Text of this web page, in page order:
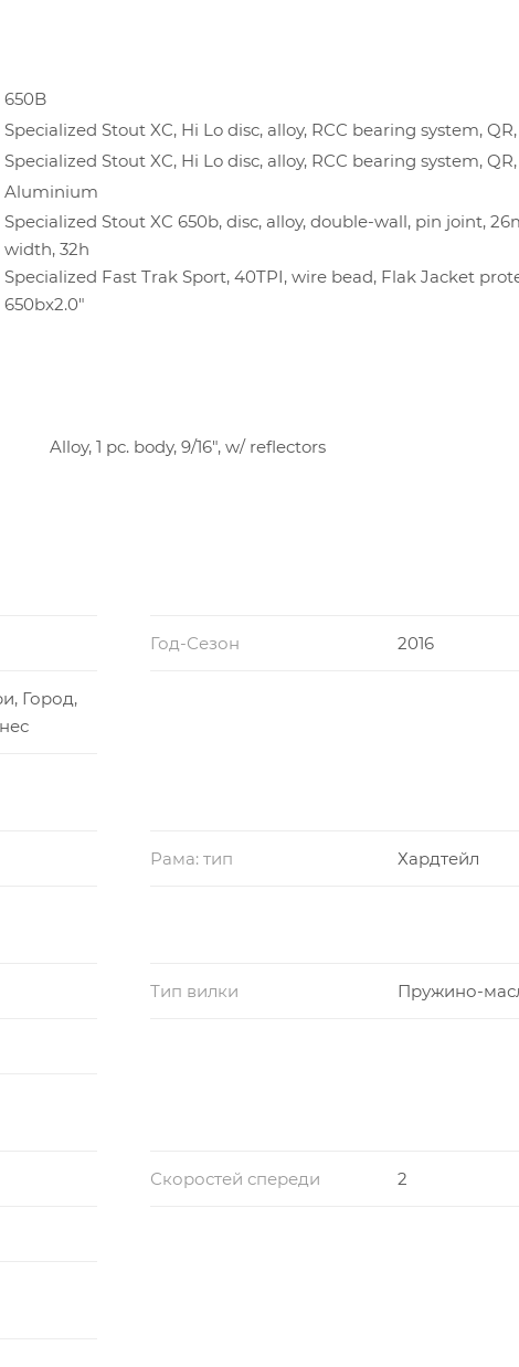
650B
Specialized Stout XC, Hi Lo disc, alloy, RCC bearing system,
Specialized Stout XC, Hi Lo disc, alloy, RCC bearing system,
Aluminium
Specialized Stout XC 650b, disc, alloy, double-wall, pin joint,
width, 32h
Specialized Fast Trak Sport, 40TPI, wire bead, Flak Jacket
650bx2.0"
Alloy, 1 pc. body, 9/16", w/ reflectors
Год-Сезон 2016
Город,
Рама: тип Хардтейл
Тип вилки Пружино-
Скоростей спереди 2